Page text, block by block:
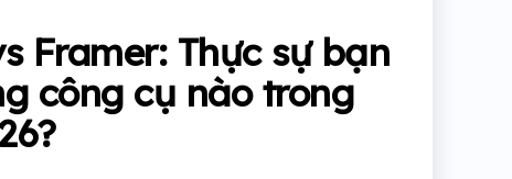
Framer: Thực sự bạn
công cụ nào trong